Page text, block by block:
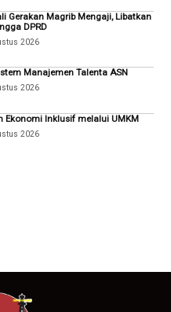
Gerakan Magrib Mengaji, Libatkan
DPRD
2026
Manajemen Talenta ASN
2026
Ekonomi Inklusif melalui UMKM
2026